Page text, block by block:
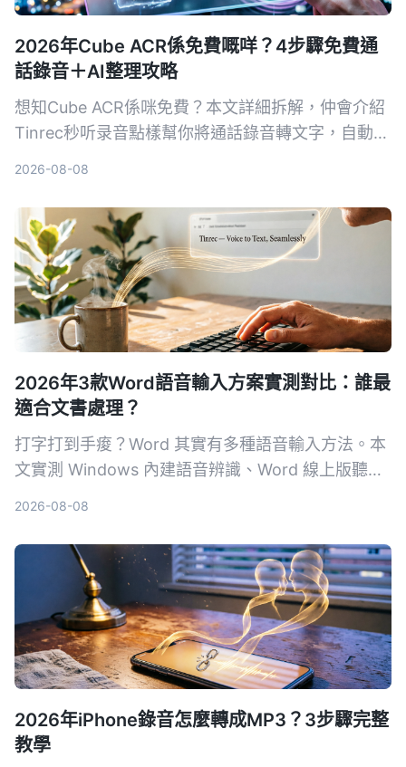
2026年Cube ACR係免費嘅咩？4步驟免費通
話錄音＋AI整理攻略
想知Cube ACR係咪免費？本文詳細拆解，仲會介紹
Tinrec秒听录音點樣幫你將通話錄音轉文字，自動出
2026-08-08
2026年3款Word語音輸入方案實測對比：誰最
適合文書處理？
打字打到手痠？Word 其實有多種語音輸入方法。本
文實測 Windows 內建語音辨識、Word 線上版聽寫
案。
2026-08-08
2026年iPhone錄音怎麼轉成MP3？3步驟完整
教學